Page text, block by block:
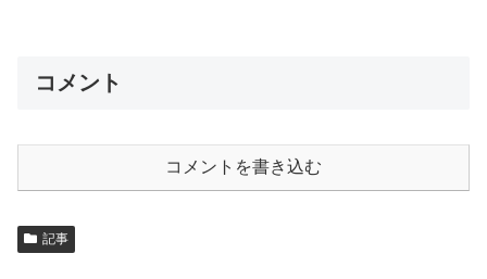
コメント
コメントを書き込む
記事